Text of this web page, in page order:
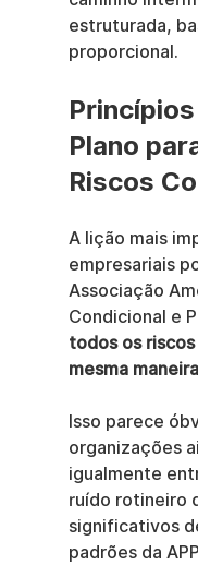
estruturada,
proporcional.
Princípios
Plano
Riscos
A lição mais
empresariais
Associação
Condicional e
todos os
mesma
Isso parece
organizações
igualmente
ruído rotineiro
significativos
padrões da